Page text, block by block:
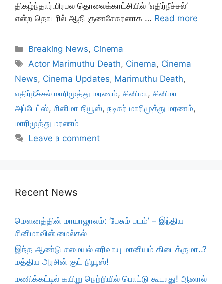
திகழ்ந்தார்.பிரபல தொலைக்காட்சியில் ‘எதிர்நீச்சல்’
என்ற தொடரில் ஆதி குணசேகரனாக … Read more
Categories
Breaking News, Cinema
Tags
Actor Marimuthu Death, Cinema, Cinema
News, Cinema Updates, Marimuthu Death,
எதிர்நீச்சல் மாரிமுத்து மரணம், சினிமா, சினிமா
அப்டேட்ஸ், சினிமா நியூஸ், நடிகர் மாரிமுத்து மரணம்,
மாரிமுத்து மரணம்
Leave a comment
Recent News
மௌனத்தின் மாயாஜாலம்: ‘பேசும் படம்’ – இந்திய
சினிமாவின் மைல்கல்
இந்த ஆண்டு சமையல் எரிவாயு மானியம் கிடைக்குமா..?
மத்திய அரசின் குட் நியூஸ்!
மணிக்கட்டில் கயிறு நெற்றியில் பொட்டு கூடாது! ஆனால்